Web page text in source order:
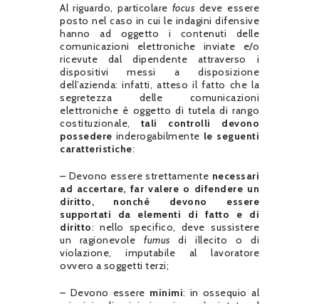
Al riguardo, particolare focus deve essere
posto nel caso in cui le indagini difensive
hanno ad oggetto i contenuti delle
comunicazioni elettroniche inviate e/o
ricevute dal dipendente attraverso i
dispositivi messi a disposizione
dell’azienda: infatti, atteso il fatto che la
segretezza delle comunicazioni
elettroniche è oggetto di tutela di rango
costituzionale, tali controlli devono
possedere inderogabilmente le seguenti
caratteristiche:
– Devono essere strettamente necessari
ad accertare, far valere o difendere un
diritto, nonché devono essere
supportati da elementi di fatto e di
diritto: nello specifico, deve sussistere
un ragionevole fumus di illecito o di
violazione, imputabile al lavoratore
ovvero a soggetti terzi;
– Devono essere minimi: in ossequio al